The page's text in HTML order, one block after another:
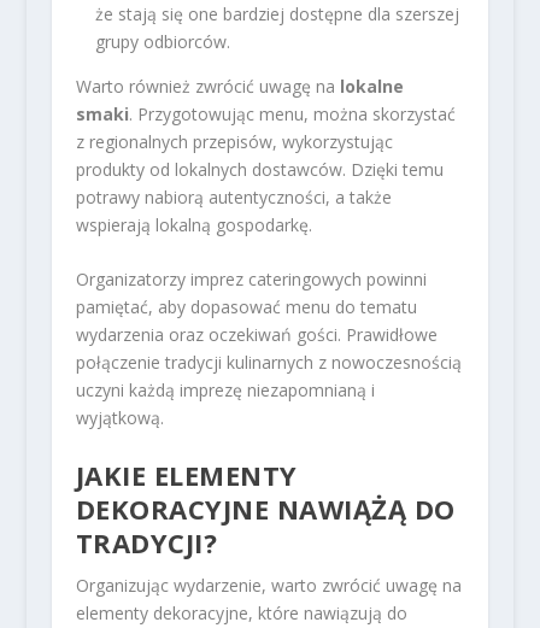
że stają się one bardziej dostępne dla szerszej
grupy odbiorców.
Warto również zwrócić uwagę na lokalne
smaki. Przygotowując menu, można skorzystać
z regionalnych przepisów, wykorzystując
produkty od lokalnych dostawców. Dzięki temu
potrawy nabiorą autentyczności, a także
wspierają lokalną gospodarkę.
Organizatorzy imprez cateringowych powinni
pamiętać, aby dopasować menu do tematu
wydarzenia oraz oczekiwań gości. Prawidłowe
połączenie tradycji kulinarnych z nowoczesnością
uczyni każdą imprezę niezapomnianą i
wyjątkową.
JAKIE ELEMENTY
DEKORACYJNE NAWIĄŻĄ DO
TRADYCJI?
Organizując wydarzenie, warto zwrócić uwagę na
elementy dekoracyjne, które nawiązują do